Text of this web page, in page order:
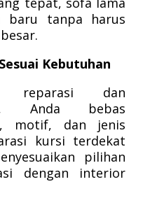
baru tanpa harus
Kebutuhan
reparasi dan
Anda bebas
motif, dan jenis
kursi terdekat
pilihan
dengan interior